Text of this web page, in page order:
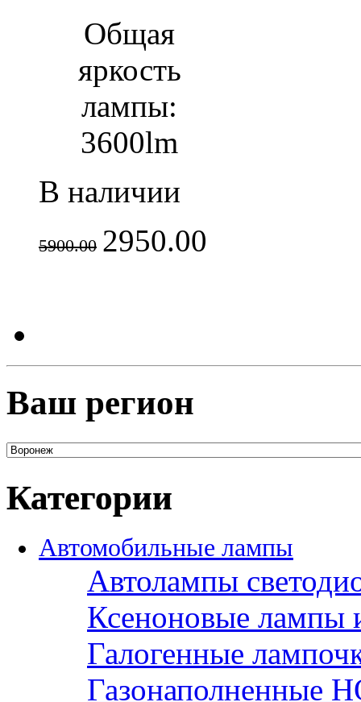
Общая
яркость
лампы:
3600lm
В наличии
5900.00 2950.00
Ваш регион
Категории
Автомобильные лампы
Автолампы
Ксеноновые лампы
Галогенные
Газонаполненные